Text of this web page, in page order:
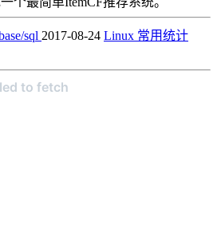
sql 2017-08-24 Linux 常用统计